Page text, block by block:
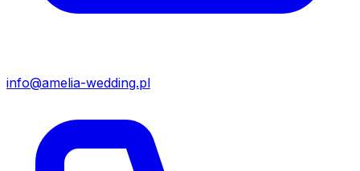
info@amelia-wedding.pl